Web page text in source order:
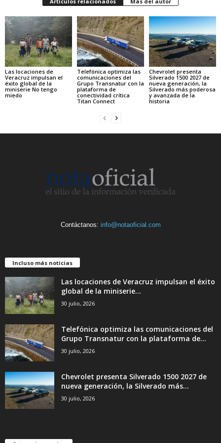
Las locaciones de
Veracruz impulsan el
éxito global de la
miniserie No tengo
miedo
Telefónica optimiza las
comunicaciones del
Grupo Transnatur con la
plataforma de
conectividad crítica
Titan Connect
Chevrolet presenta
Silverado 1500 2027 de
nueva generación, la
Silverado más poderosa
y avanzada de la
historia
Contáctanos: info@notaoficial.com
Incluso más noticias
Las locaciones de Veracruz impulsan el éxito
global de la miniserie...
30 julio, 2026
Telefónica optimiza las comunicaciones del
Grupo Transnatur con la plataforma de...
30 julio, 2026
Chevrolet presenta Silverado 1500 2027 de
nueva generación, la Silverado más...
30 julio, 2026